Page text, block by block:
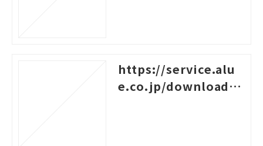
https://service.alu
e.co.jp/download/4